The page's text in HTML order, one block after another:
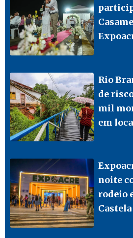
Rio
de
mil
em
noite
rodeio
Castela